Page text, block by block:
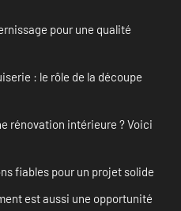
pour une qualité
: le rôle de la découpe
rénovation intérieure ? Voici
fiables pour un projet solide
est aussi une opportunité